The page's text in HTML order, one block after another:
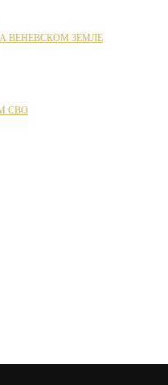
ВЕНЕВСКОМ ЗЕМЛЕ
СВО